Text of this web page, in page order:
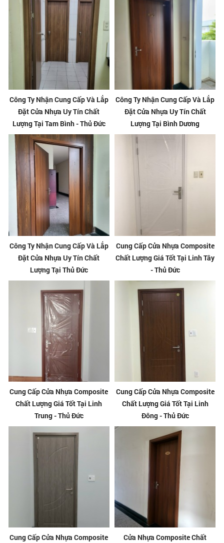
Công Ty Nhận Cung Cấp Và Lắp
Đặt Cửa Nhựa Uy Tín Chất
Lượng Tại Tam Bình - Thủ Đức
Công Ty Nhận Cung Cấp Và Lắp
Đặt Cửa Nhựa Uy Tín Chất
Lượng Tại Bình Dương
Công Ty Nhận Cung Cấp Và Lắp
Đặt Cửa Nhựa Uy Tín Chất
Lượng Tại Thủ Đức
Cung Cấp Cửa Nhựa Composite
Chất Lượng Giá Tốt Tại Linh Tây
- Thủ Đức
Cung Cấp Cửa Nhựa Composite
Chất Lượng Giá Tốt Tại Linh
Trung - Thủ Đức
Cung Cấp Cửa Nhựa Composite
Chất Lượng Giá Tốt Tại Linh
Đông - Thủ Đức
Cung Cấp Cửa Nhựa Composite
Cửa Nhựa Composite Chất